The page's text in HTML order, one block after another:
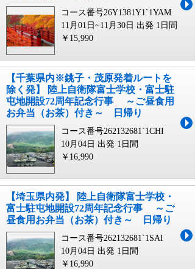
コース番号26Y1381Y1`1YAM
11月01日~11月30日 出発 1日間
￥15,990
【千葉県内※銚子・茂原発着ルートを
除く発】 陸上自衛隊富士学校・富士駐
屯地開設72周年記念行事 ～ご昼食用
お弁当（お茶）付き～ 日帰り
コース番号262132681`1CHI
10月04日 出発 1日間
￥16,990
【埼玉県内発】 陸上自衛隊富士学校・
富士駐屯地開設72周年記念行事 ～ご
昼食用お弁当（お茶）付き～ 日帰り
コース番号262132681`1SAI
10月04日 出発 1日間
￥16,990